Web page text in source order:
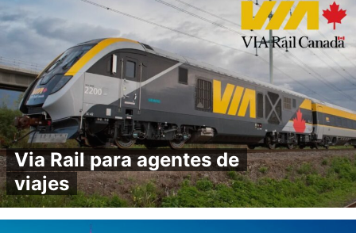
Via Rail para agentes de
viajes